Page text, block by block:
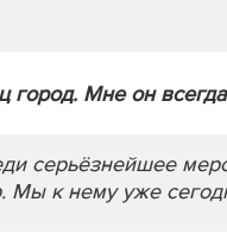
город. Мне он
серьёзнейшее
Мы к нему уже